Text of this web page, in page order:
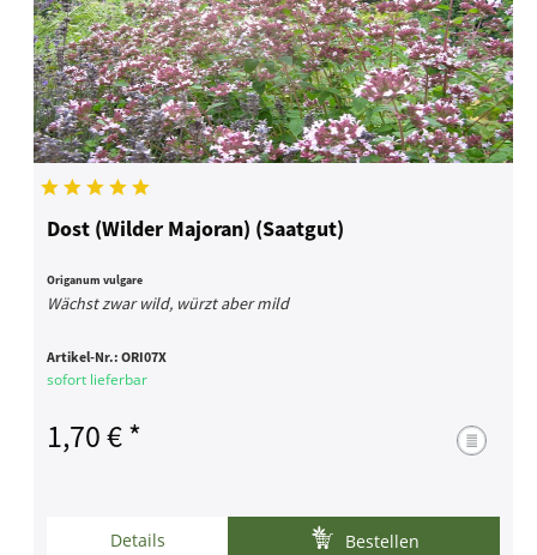
Dost (Wilder Majoran) (Saatgut)
Origanum vulgare
Wächst zwar wild, würzt aber mild
Artikel-Nr.:ORI07X
sofort lieferbar
1,70 € *
Details Bestellen